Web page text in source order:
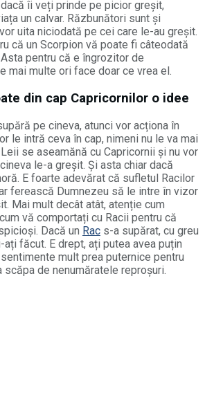
îi veți prinde pe picior greșit,
un calvar. Răzbunători sunt și
uita niciodată pe cei care le-au greșit.
că un Scorpion vă poate fi câteodată
pentru că e îngrozitor de
mai multe ori face doar ce vrea el.
din cap Capricornilor o idee
pe cineva, atunci vor acționa în
le intră ceva în cap, nimeni nu le va mai
se aseamănă cu Capricornii și nu vor
le-a greșit. Și asta chiar dacă
E foarte adevărat că sufletul Racilor
ferească Dumnezeu să le intre în vizor
Mai mult decât atât, atenție cum
vă comportați cu Racii pentru că
Dacă un Rac s-a supărat, cu greu
făcut. E drept, ați putea avea puțin
mult prea puternice pentru
scăpa de nenumăratele reproșuri.